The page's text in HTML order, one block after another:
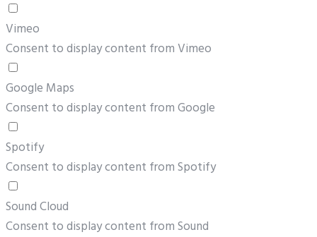
Vimeo
Consent to display content from Vimeo
Google Maps
Consent to display content from Google
Spotify
Consent to display content from Spotify
Sound Cloud
Consent to display content from Sound